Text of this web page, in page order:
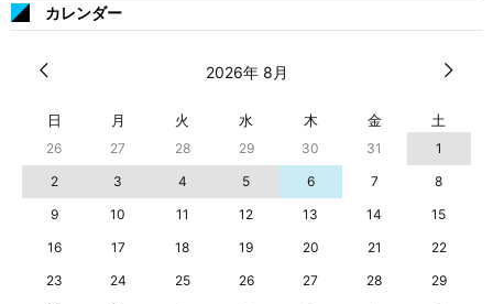
カレンダー
2026年 8月
日 月 火 水 木 金 土
26 27 28 29 30 31
1
2
3 4 5 6 7
8
9
10 11 12 13 14
15
16
17 18 19 20 21
22
23
24 25 26 27 28
29